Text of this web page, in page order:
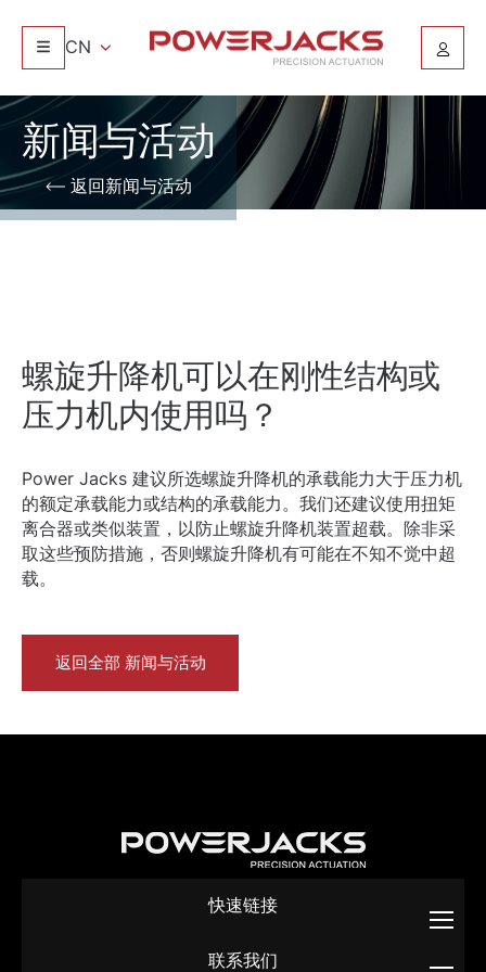
CN
新闻与活动
返回新闻与活动
螺旋升降机可以在刚性结构或
压力机内使用吗？
Power Jacks 建议所选螺旋升降机的承载能力大于压力机
的额定承载能力或结构的承载能力。我们还建议使用扭矩
离合器或类似装置，以防止螺旋升降机装置超载。除非采
取这些预防措施，否则螺旋升降机有可能在不知不觉中超
载。
返回全部 新闻与活动
快速链接
联系我们